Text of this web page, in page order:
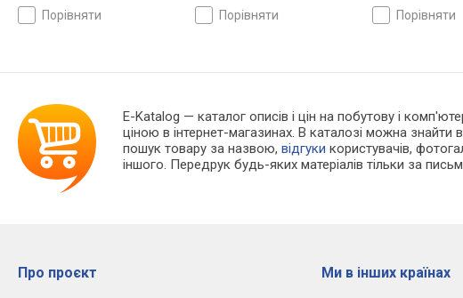
вибір діапазону, true RMS
порівняти
200 мкА, 10 А, опір: 200 Ом,
200 МОм
порівняти
діапазону, true
порівняти
E-Katalog — каталог описів і цін на побутову і
ціною в інтернет-магазинах. В каталозі можна
пошук товару за назвою,відгуки користувачів,
іншого. Передрук будь-яких матеріалів тільки за
Про проєкт Ми в інших країнах